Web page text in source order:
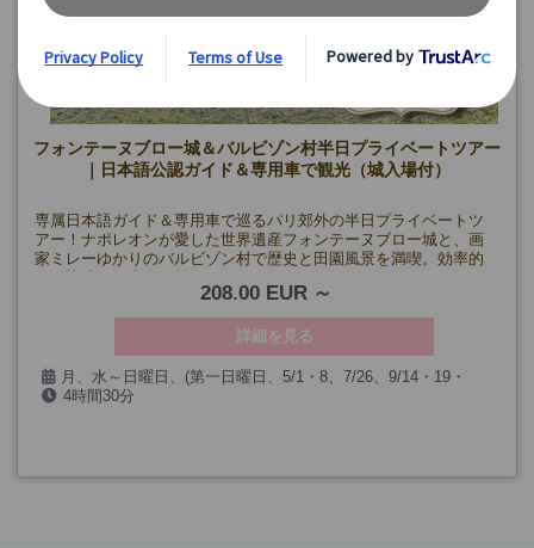
フォンテーヌブロー城＆バルビゾン村半日プライベートツアー
｜日本語公認ガイド＆専用車で観光（城入場付）
専属日本語ガイド＆専用車で巡るパリ郊外の半日プライベートツ
アー！ナポレオンが愛した世界遺産フォンテーヌブロー城と、画
家ミレーゆかりのバルビゾン村で歴史と田園風景を満喫。効率的
208.00 EUR
詳細を見る
月、水～日曜日、(第一日曜日、5/1・8、7/26、9/14・19・
20、12/24・25・31、1/1を除く)
4時間30分